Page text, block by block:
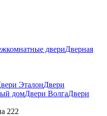
двериДверная
ЭталонДвери
домДвери ВолгаДвери
222